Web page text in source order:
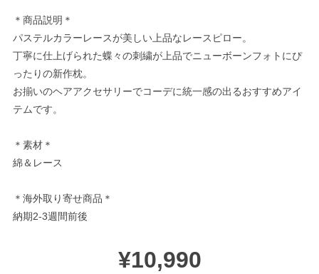
＊商品説明＊
パステルカラーレースが美しい上品なレースピロー。
丁寧に仕上げられた蝶々の刺繍が上品でニューボーンフォトにぴ
ったりの新作枕。
お揃いのヘアアクセサリーでコーデに統一感の出るおすすめアイ
テムです。
＊素材＊
綿＆レース
＊海外取り寄せ商品＊
納期2-3週間前後
¥10,990